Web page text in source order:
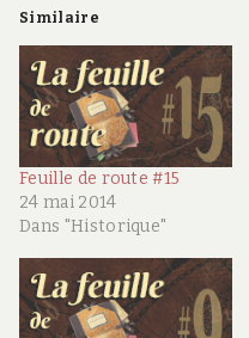
Similaire
Feuille de route #15
24 mai 2014
Dans "Historique"